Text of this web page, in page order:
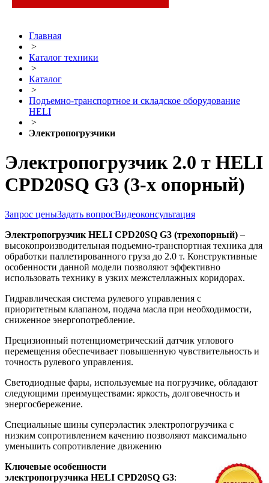
Главная
>
Каталог техники
>
Каталог
>
Подъемно-транспортное и складское оборудование
HELI
>
Электропогрузчики
Электропогрузчик 2.0 т HELI
CPD20SQ G3 (3-х опорный)
Запрос ценыЗадать вопросВидеоконсультация
Электропогрузчик HELI CPD20SQ G3 (трехопорный) –
высокопроизводительная подъемно-транспортная техника для
обработки паллетированного груза до 2.0 т. Конструктивные
особенности данной модели позволяют эффективно
использовать технику в узких межстеллажных коридорах.
Гидравлическая система рулевого управления с
приоритетным клапаном, подача масла при необходимости,
сниженное энергопотребление.
Прецизионный потенциометрический датчик углового
перемещения обеспечивает повышенную чувствительность и
точность рулевого управления.
Светодиодные фары, используемые на погрузчике, обладают
следующими преимуществами: яркость, долговечность и
энергосбережение.
Специальные шины суперэластик электропогрузчика с
низким сопротивлением качению позволяют максимально
уменьшить сопротивление движению
Ключевые особенности
электропогрузчика HELI CPD20SQ G3: